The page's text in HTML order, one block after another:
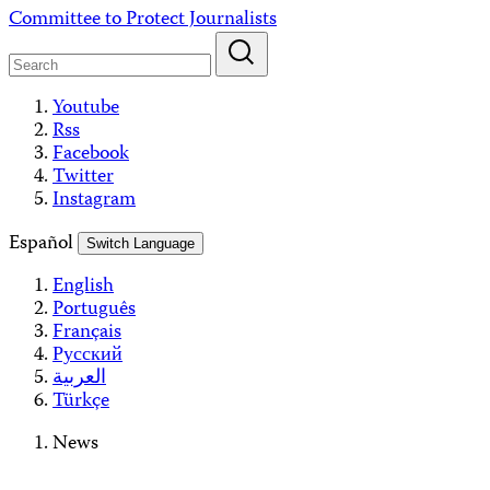
Skip
content
Committee to Protect Journalists
Youtube
Rss
Facebook
Twitter
Instagram
Español
Switch Language
English
Português
Français
Русский
العربية
Türkçe
News